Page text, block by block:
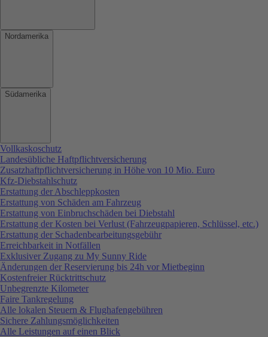
Nordamerika
Südamerika
Vollkaskoschutz
Landesübliche Haftpflichtversicherung
Zusatzhaftpflichtversicherung in Höhe von 10 Mio. Euro
Kfz-Diebstahlschutz
Erstattung der Abschleppkosten
Erstattung von Schäden am Fahrzeug
Erstattung von Einbruchschäden bei Diebstahl
Erstattung der Kosten bei Verlust (Fahrzeugpapieren, Schlüssel, etc.)
Erstattung der Schadenbearbeitungsgebühr
Erreichbarkeit in Notfällen
Exklusiver Zugang zu My Sunny Ride
Änderungen der Reservierung bis 24h vor Mietbeginn
Kostenfreier Rücktrittschutz
Unbegrenzte Kilometer
Faire Tankregelung
Alle lokalen Steuern & Flughafengebühren
Sichere Zahlungsmöglichkeiten
Alle Leistungen auf einen Blick